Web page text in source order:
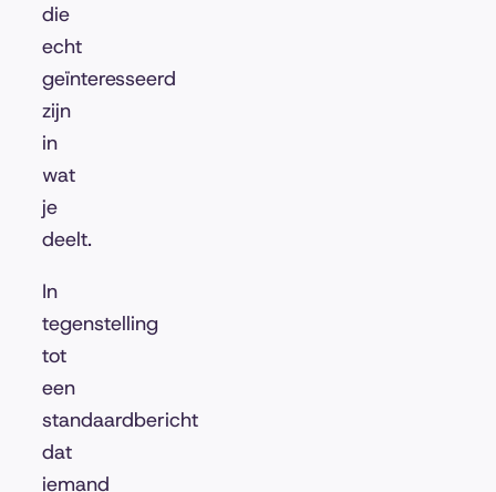
die
echt
geïnteresseerd
zijn
in
wat
je
deelt.
In
tegenstelling
tot
een
standaardbericht
dat
iemand